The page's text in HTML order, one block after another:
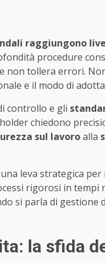
raggiungono
procedure
non tollera errori.
e il modo di
controllo e gli
chiedono
sul lavoroalla
leva strategica
rigorosi in
si parla di gestione
la sfida